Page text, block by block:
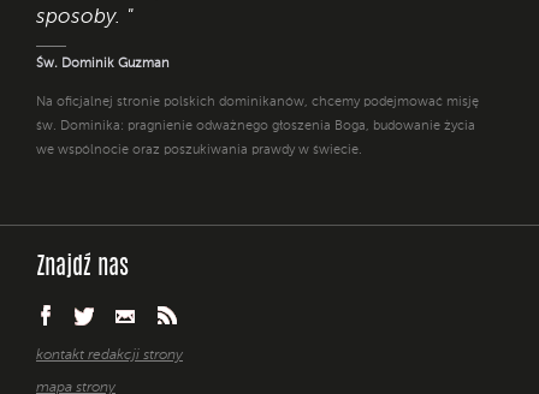
sposoby. "
Św. Dominik Guzman
Na oficjalnej stronie polskich dominikanów, chcemy podejmować misję
św. Dominika: pragnienie odważnego głoszenia Boga, budowanie życia
we wspólnocie oraz poszukiwania prawdy w świecie.
Znajdź nas
kontakt redakcji strony
mapa strony